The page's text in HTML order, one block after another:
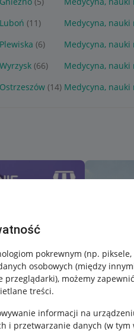
pokrewnym (np. piksele,
osobowych (między
przeglądarki), możemy
treści.
informacji na
i przetwarzanie danych (w tym
(11) Medycyna, nauki
(6) Medycyna, nauki
(66) Medycyna, nauki
(14) Medycyna, nauki